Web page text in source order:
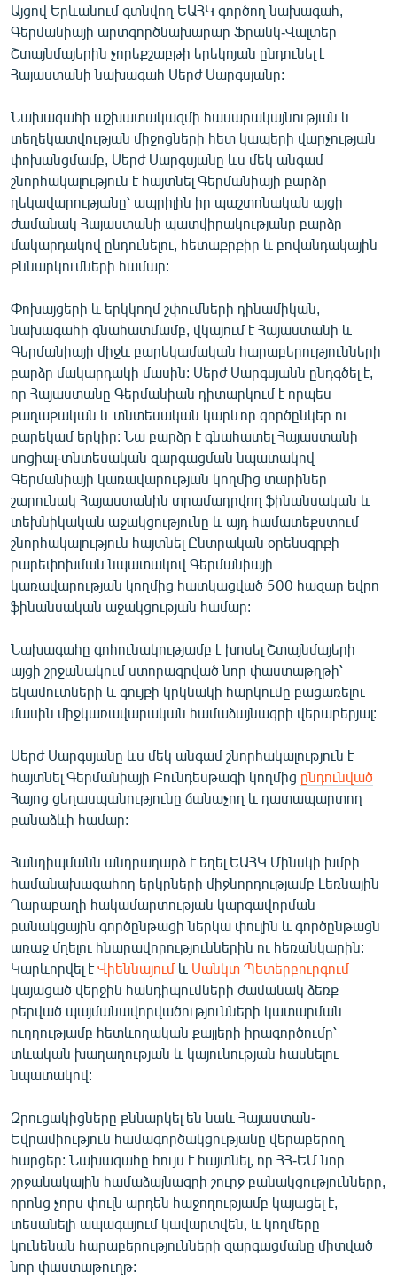
ԱՐԽԻՎ
ՏԵՍԱՆՅՈՒԹԵՐ
ԲԱՆԱՎԵՃ
ՁԳՏԵԼՈՎ ԼԱՎԱԳՈՒՅՆԻՆ
ՓՈԴՔԱՍԹ
Հայերեն
English
Русский
ՀԵՏԵՎԵՔ ՄԵԶ
«Ազատության» բոլոր կայքերը
Այցով Երևանում գտնվող ԵԱՀԿ գործող նախագահ,
Գերմանիայի արտգործնախարար Ֆրանկ-Վալտեր
Շտայնմայերին չորեքշաբթի երեկոյան ընդունել է
Հայաստանի նախագահ Սերժ Սարգսյանը:
Նախագահի աշխատակազմի հասարակայնության և
տեղեկատվության միջոցների հետ կապերի վարչության
փոխանցմամբ, Սերժ Սարգսյանը ևս մեկ անգամ
շնորհակալություն է հայտնել Գերմանիայի բարձր
ղեկավարությանը՝ ապրիլին իր պաշտոնական այցի
ժամանակ Հայաստանի պատվիրակությանը բարձր
մակարդակով ընդունելու, հետաքրքիր և բովանդակային
քննարկումների համար:
Փոխայցերի և երկկողմ շփումների դինամիկան,
նախագահի գնահատմամբ, վկայում է Հայաստանի և
Գերմանիայի միջև բարեկամական հարաբերությունների
բարձր մակարդակի մասին: Սերժ Սարգսյանն ընդգծել է,
որ Հայաստանը Գերմանիան դիտարկում է որպես
քաղաքական և տնտեսական կարևոր գործընկեր ու
բարեկամ երկիր: Նա բարձր է գնահատել Հայաստանի
սոցիալ-տնտեսական զարգացման նպատակով
Գերմանիայի կառավարության կողմից տարիներ
շարունակ Հայաստանին տրամադրվող ֆինանսական և
տեխնիկական աջակցությունը և այդ համատեքստում
շնորհակալություն հայտնել Ընտրական օրենսգրքի
բարեփոխման նպատակով Գերմանիայի
կառավարության կողմից հատկացված 500 հազար եվրո
ֆինանսական աջակցության համար:
Նախագահը գոհունակությամբ է խոսել Շտայնմայերի
այցի շրջանակում ստորագրված նոր փաստաթղթի՝
եկամուտների և գույքի կրկնակի հարկումը բացառելու
մասին միջկառավարական համաձայնագրի վերաբերյալ:
Սերժ Սարգսյանը ևս մեկ անգամ շնորհակալություն է
հայտնել Գերմանիայի Բունդեսթագի կողմից ընդունված
Հայոց ցեղասպանությունը ճանաչող և դատապարտող
բանաձևի համար:
Հանդիպմանն անդրադարձ է եղել ԵԱՀԿ Մինսկի խմբի
համանախագահող երկրների միջնորդությամբ Լեռնային
Ղարաբաղի հակամարտության կարգավորման
բանակցային գործընթացի ներկա փուլին և գործընթացն
առաջ մղելու հնարավորություններին ու հեռանկարին:
Կարևորվել էՎիեննայում և Սանկտ Պետերբուրգում
կայացած վերջին հանդիպումների ժամանակ ձեռք
բերված պայմանավորվածությունների կատարման
ուղղությամբ հետևողական քայլերի իրագործումը՝
տևական խաղաղության և կայունության հասնելու
նպատակով:
Զրուցակիցները քննարկել են նաև Հայաստան-
Եվրամիություն համագործակցությանը վերաբերող
հարցեր: Նախագահը հույս է հայտնել, որ ՀՀ-ԵՄ նոր
շրջանակային համաձայնագրի շուրջ բանակցությունները,
որոնց չորս փուլն արդեն հաջողությամբ կայացել է,
տեսանելի ապագայում կավարտվեն, և կողմերը
կունենան հարաբերությունների զարգացմանը միտված
նոր փաստաթուղթ: